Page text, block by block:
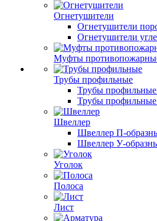
Огнетушители
Огнетушители
Огнетушители
Муфты
Трубы профильные
Трубы профильные
Трубы
Швеллер
Швеллер П-
Швеллер У-
Уголок
Полоса
Лист